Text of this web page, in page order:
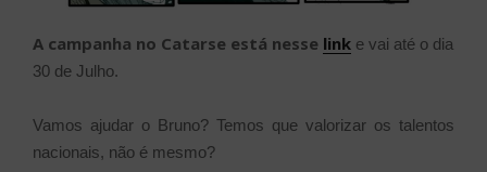
A campanha no Catarse está nesse link e vai até o dia
30 de Julho.
Vamos ajudar o Bruno? Temos que valorizar os talentos
nacionais, não é mesmo?